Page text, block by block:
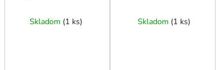
Skladom (1 ks)
TOOLS
Skladom (1 ks)